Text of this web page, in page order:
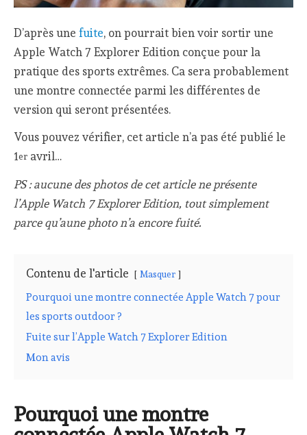
D’après unefuite, on pourrait bien voir sortir une
Apple Watch 7 Explorer Edition conçue pour la
pratique des sports extrêmes. Ca sera probablement
une montre connectée parmi les différentes de
version qui seront présentées.
Vous pouvez vérifier, cet article n’a pas été publié le
1er avril…
PS : aucune des photos de cet article ne présente
l’Apple Watch 7 Explorer Edition, tout simplement
parce qu’aune photo n’a encore fuité.
Contenu de l'article Masquer
Pourquoi une montre connectée Apple Watch 7 pour
les sports outdoor ?
Fuite sur l’Apple Watch 7 Explorer Edition
Mon avis
Pourquoi une montre